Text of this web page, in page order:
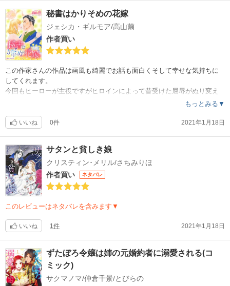
秘書はかりそめの花嫁
ジェシカ・ギルモア/高山繭
作者買い
この作家さんの作品は画風も綺麗でお話も面白くそして幸せな気持ちに
してくれます。
今回もヒーローが主役ですがヒロインによって昔受けた屈辱がぬり変え
オススメです。
もっとみる▼
いいね 0件 2021年1月18日
サタンと貧しき娘
クリスティン･メリル/さちみりほ
作者買い
ネタバレ
このレビューはネタバレを含みます▼
いいね 1件 2021年1月18日
ずたぼろ令嬢は姉の元婚約者に溺愛される(コ
ミック)
サクマノマ/仲倉千景/とびらの